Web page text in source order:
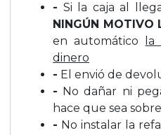
- Si la caja al
NINGÚN MOTIVO
en automático
la
dinero
- El envió de
- No dañar ni
hace que sea
- No instalar la